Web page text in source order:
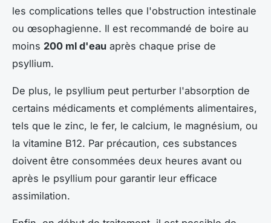
les complications telles que l'obstruction intestinale
ou œsophagienne. Il est recommandé de boire au
moins 200 ml d'eau après chaque prise de
psyllium.
De plus, le psyllium peut perturber l'absorption de
certains médicaments et compléments alimentaires,
tels que le zinc, le fer, le calcium, le magnésium, ou
la vitamine B12. Par précaution, ces substances
doivent être consommées deux heures avant ou
après le psyllium pour garantir leur efficace
assimilation.